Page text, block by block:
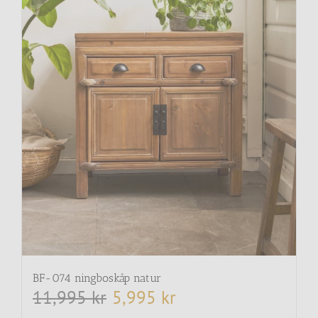
BF-074 ningboskåp natur
11,995kr
Det
ursprungliga
5,995 kr